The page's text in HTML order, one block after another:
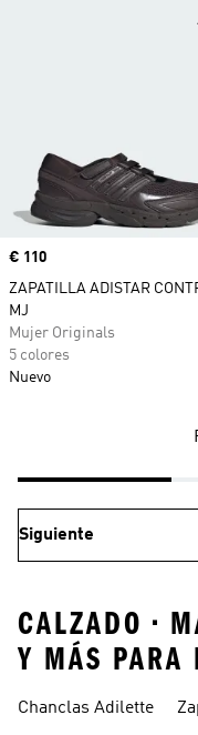
Precio
€ 110
ZAPATILLA ADISTAR
MJ
Mujer Originals
5 colores
Nuevo
Siguiente
CALZADO •
Y MÁS PARA
Chanclas Adilette